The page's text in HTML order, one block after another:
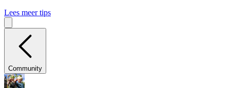
Lees meer tips
Community